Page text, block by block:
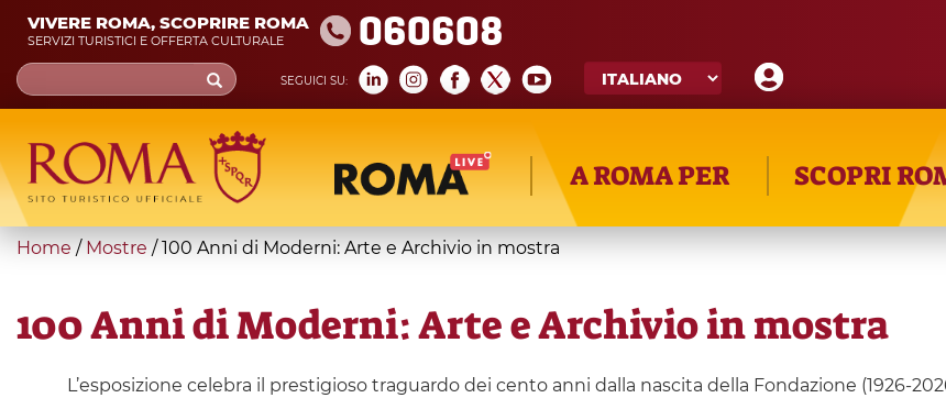
Skip
main
content
VIVERE ROMA, SCOPRIRE ROMA
SERVIZI TURISTICI E OFFERTA CULTURALE 060608
SEGUICI SU:
Search
form
Cerca
A ROMA PER SCOPRI
You
here
Home / Mostre /100 Anni di Moderni: Arte e Archivio in mostra
100 Anni di Moderni: Arte e Archivio in mostra
L’esposizione celebra il prestigioso traguardo dei cento anni dalla nascita della Fondazione (1926-